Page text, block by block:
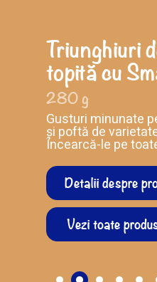
topită cu
140 g
Gusturi
și poftă de
Încearcă-le pe
Detalii
Vezi toate